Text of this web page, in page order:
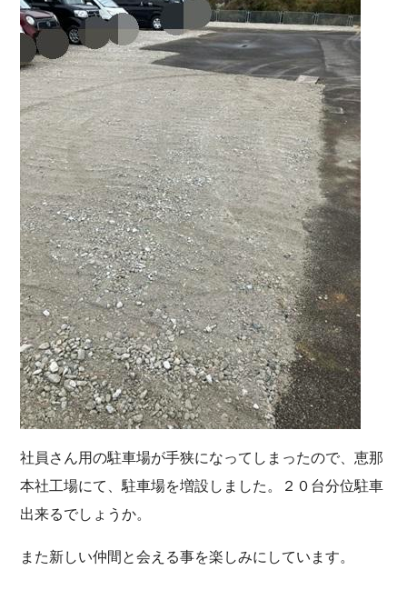
社員さん用の駐車場が手狭になってしまったので、恵那
本社工場にて、駐車場を増設しました。２０台分位駐車
出来るでしょうか。
また新しい仲間と会える事を楽しみにしています。